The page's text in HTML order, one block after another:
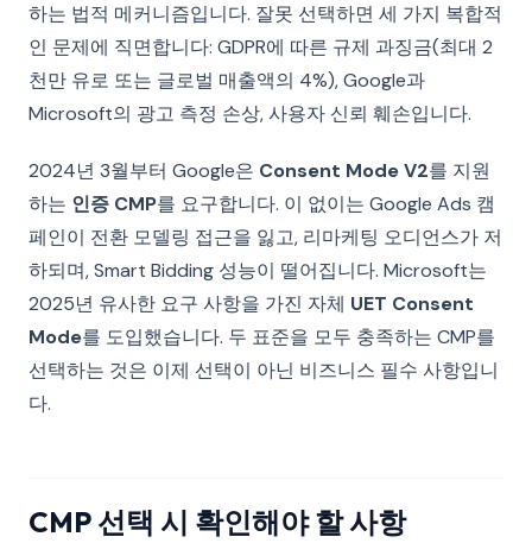
하는 법적 메커니즘입니다. 잘못 선택하면 세 가지 복합적
인 문제에 직면합니다: GDPR에 따른 규제 과징금(최대 2
천만 유로 또는 글로벌 매출액의 4%), Google과
Microsoft의 광고 측정 손상, 사용자 신뢰 훼손입니다.
2024년 3월부터 Google은 Consent Mode V2를 지원
하는 인증 CMP를 요구합니다. 이 없이는 Google Ads 캠
페인이 전환 모델링 접근을 잃고, 리마케팅 오디언스가 저
하되며, Smart Bidding 성능이 떨어집니다. Microsoft는
2025년 유사한 요구 사항을 가진 자체 UET Consent
Mode를 도입했습니다. 두 표준을 모두 충족하는 CMP를
선택하는 것은 이제 선택이 아닌 비즈니스 필수 사항입니
다.
CMP 선택 시 확인해야 할 사항